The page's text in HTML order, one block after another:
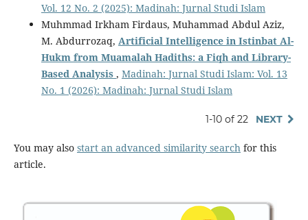
Vol. 12 No. 2 (2025): Madinah: Jurnal Studi Islam
Muhmmad Irkham Firdaus, Muhammad Abdul Aziz,
M. Abdurrozaq, Artificial Intelligence in Istinbat Al-
Hukm from Muamalah Hadiths: a Fiqh and Library-
Based Analysis , Madinah: Jurnal Studi Islam: Vol. 13
No. 1 (2026): Madinah: Jurnal Studi Islam
1-10 of 22 NEXT
You may also start an advanced similarity search for this
article.